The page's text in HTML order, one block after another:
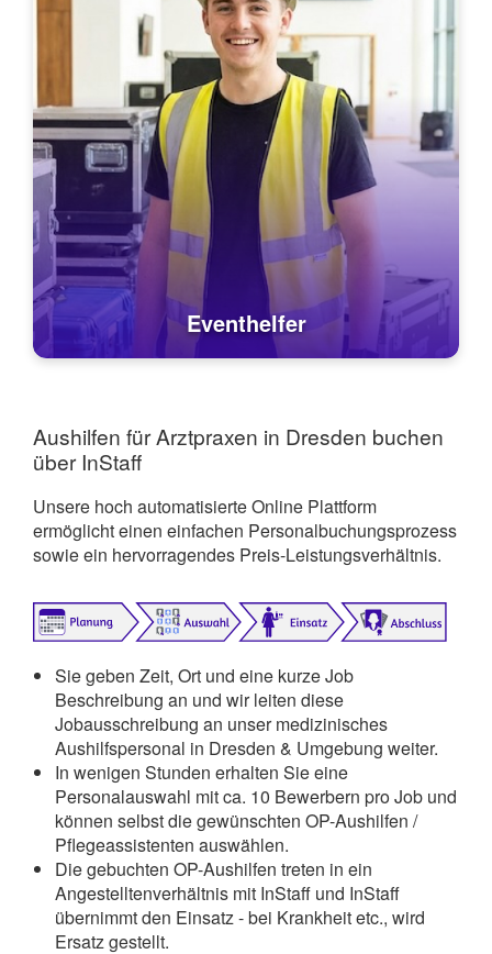
Eventhelfer
Aushilfen für Arztpraxen in Dresden buchen
über InStaff
Unsere hoch automatisierte Online Plattform
ermöglicht einen einfachen Personalbuchungsprozess
sowie ein hervorragendes Preis-Leistungsverhältnis.
Sie geben Zeit, Ort und eine kurze Job
Beschreibung an und wir leiten diese
Jobausschreibung an unser medizinisches
Aushilfspersonal in Dresden & Umgebung weiter.
In wenigen Stunden erhalten Sie eine
Personalauswahl mit ca. 10 Bewerbern pro Job und
können selbst die gewünschten OP-Aushilfen /
Pflegeassistenten auswählen.
Die gebuchten OP-Aushilfen treten in ein
Angestelltenverhältnis mit InStaff und InStaff
übernimmt den Einsatz - bei Krankheit etc., wird
Ersatz gestellt.